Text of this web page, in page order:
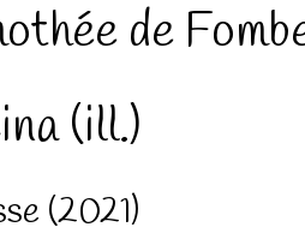
de
(ill.)
(2021)